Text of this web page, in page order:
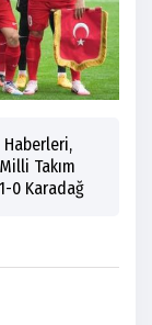
Haberleri,
Takım
0 Karadağ